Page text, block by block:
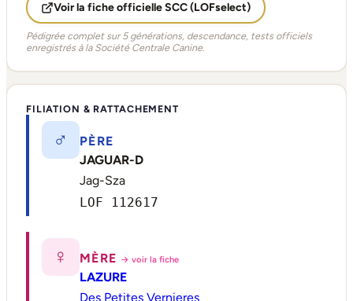
Voir la fiche officielle SCC (LOFselect)
Pédigrée complet sur 5 générations, descendance, tests officiels
enregistrés à la Société Centrale Canine.
FILIATION & RATTACHEMENT
♂
PÈRE
JAGUAR-D
Jag-Sza
LOF 112617
♀ MÈRE → voir la fiche
LAZURE
Des Petites Vernieres